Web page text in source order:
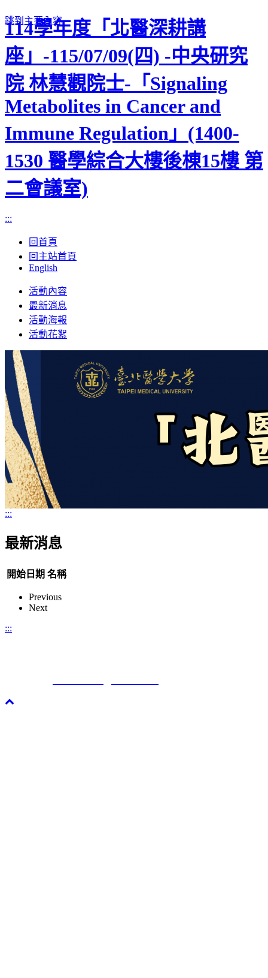
跳到主要內容
114學年度「北醫深耕講
座」-115/07/09(四) -中央研究
院 林慧觀院士-「Signaling
Metabolites in Cancer and
Immune Regulation」(1400-
1530 醫學綜合大樓後棟15樓 第
二會議室)
:::
回首頁
回主站首頁
English
Toggle
navigation
活動內容
最新消息
活動海報
活動花絮
:::
最新消息
開始日期 名稱
Previous
Next
:::